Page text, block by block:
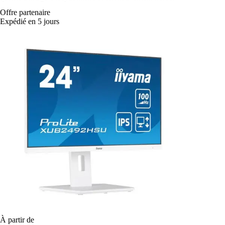
Offre partenaire
Expédié en 5 jours
À partir de